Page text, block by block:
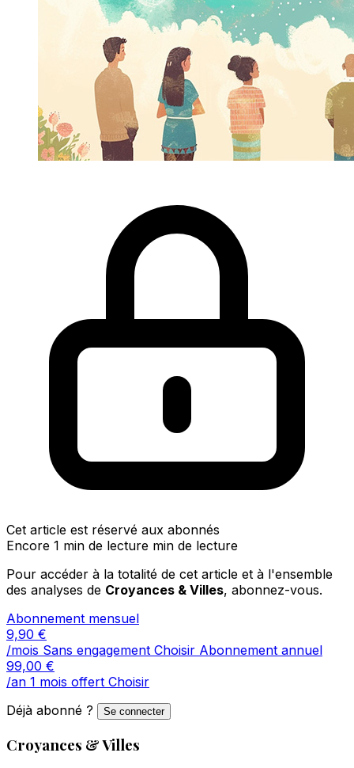
Cet article est réservé aux abonnés
Encore 1 min de lecture min de lecture
Pour accéder à la totalité de cet article et à l'ensemble
des analyses de Croyances & Villes, abonnez-vous.
Abonnement mensuel
9,90 €
/mois Sans engagement Choisir Abonnement annuel
99,00 €
/an 1 mois offert Choisir
Déjà abonné ?
Se connecter
Croyances & Villes